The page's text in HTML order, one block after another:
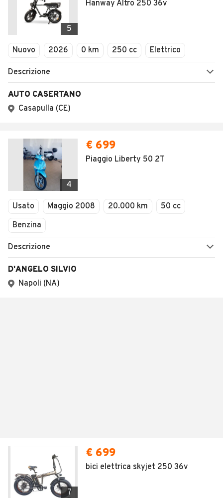
5
Hanway Altro 250 36v
Nuovo 2026 0 km 250 cc Elettrico
Descrizione
AUTO CASERTANO
Casapulla (CE)
4
€ 699
Piaggio Liberty 50 2T
Usato Maggio 2008 20.000 km
50 cc
Benzina
Descrizione
D'ANGELO SILVIO
Napoli (NA)
7
€ 699
bici elettrica skyjet 250 36v